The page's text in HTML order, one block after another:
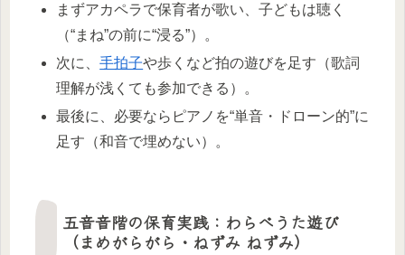
まずアカペラで保育者が歌い、子どもは聴く
（“まね”の前に“浸る”）。
次に、手拍子や歩くなど拍の遊びを足す（歌詞
理解が浅くても参加できる）。
最後に、必要ならピアノを“単音・ドローン的”に
足す（和音で埋めない）。
五音音階の保育実践：わらべうた遊び
（まめがらがら・ねずみ ねずみ）